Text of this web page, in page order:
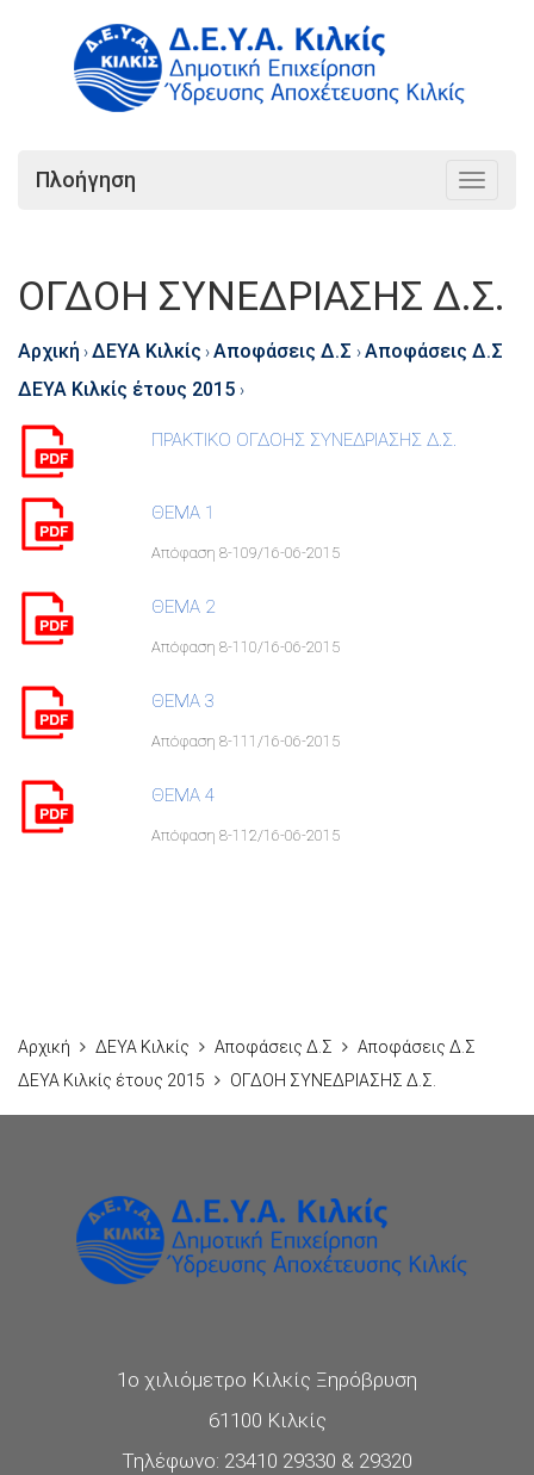
Toggle
Πλοήγηση
ΟΓΔΟΗ ΣΥΝΕΔΡΙΑΣΗΣ Δ.Σ.
Αρχική ›ΔΕΥΑ Κιλκίς ›Αποφάσεις Δ.Σ ›Αποφάσεις Δ.Σ
ΔΕΥΑ Κιλκίς έτους 2015 ›
ΠΡΑΚΤΙΚΟ ΟΓΔΟΗΣ ΣΥΝΕΔΡΙΑΣΗΣ Δ.Σ.
ΘΕΜΑ 1
Απόφαση 8-109/16-06-2015
ΘΕΜΑ 2
Απόφαση 8-110/16-06-2015
ΘΕΜΑ 3
Απόφαση 8-111/16-06-2015
ΘΕΜΑ 4
Απόφαση 8-112/16-06-2015
Αρχική ΔΕΥΑ Κιλκίς Αποφάσεις Δ.Σ
Αποφάσεις Δ.Σ
ΔΕΥΑ Κιλκίς έτους 2015
ΟΓΔΟΗ ΣΥΝΕΔΡΙΑΣΗΣ Δ.Σ.
1ο χιλιόμετρο Κιλκίς Ξηρόβρυση
61100 Κιλκίς
Τηλέφωνο: 23410 29330 & 29320